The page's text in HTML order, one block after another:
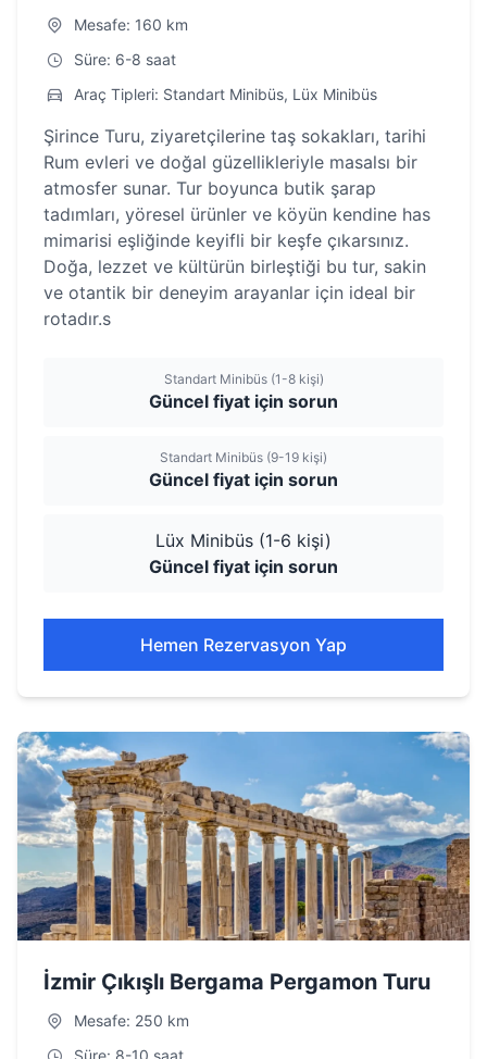
Mesafe: 160 km
Süre: 6-8 saat
Araç Tipleri: Standart Minibüs, Lüx Minibüs
Şirince Turu, ziyaretçilerine taş sokakları, tarihi
Rum evleri ve doğal güzellikleriyle masalsı bir
atmosfer sunar. Tur boyunca butik şarap
tadımları, yöresel ürünler ve köyün kendine has
mimarisi eşliğinde keyifli bir keşfe çıkarsınız.
Doğa, lezzet ve kültürün birleştiği bu tur, sakin
ve otantik bir deneyim arayanlar için ideal bir
rotadır.s
Standart Minibüs (1-8 kişi)
Güncel fiyat için sorun
Standart Minibüs (9-19 kişi)
Güncel fiyat için sorun
Lüx Minibüs (1-6 kişi)
Güncel fiyat için sorun
Hemen Rezervasyon Yap
İzmir Çıkışlı Bergama Pergamon Turu
Mesafe: 250 km
Süre: 8-10 saat